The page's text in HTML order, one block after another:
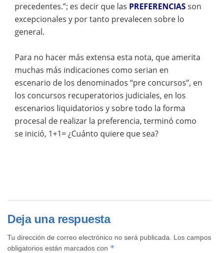
precedentes.”; es decir que las PREFERENCIASson
excepcionales y por tanto prevalecen sobre lo
general.
Para no hacer más extensa esta nota, que amerita
muchas más indicaciones como serian en
escenario de los denominados “pre concursos”, en
los concursos recuperatorios judiciales, en los
escenarios liquidatorios y sobre todo la forma
procesal de realizar la preferencia, terminó como
se inició, 1+1= ¿Cuánto quiere que sea?
Deja una respuesta
Tu dirección de correo electrónico no será publicada.
Los campos
obligatorios están marcados con *